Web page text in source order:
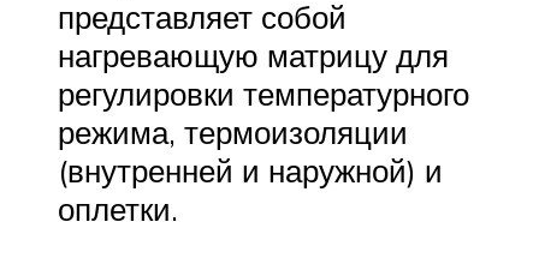
представляет собой
нагревающую матрицу для
регулировки температурного
режима, термоизоляции
(внутренней и наружной) и
оплетки.